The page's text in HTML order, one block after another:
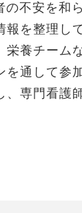
不安を和
を整理し
養チーム
を通して参
専門看護